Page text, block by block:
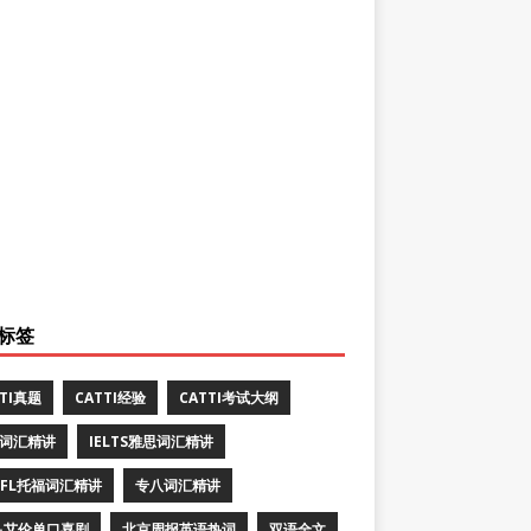
签
真题 CATTI经验 CATTI考试大纲
汇精讲 IELTS雅思词汇精讲
托福词汇精讲 专八词汇精讲